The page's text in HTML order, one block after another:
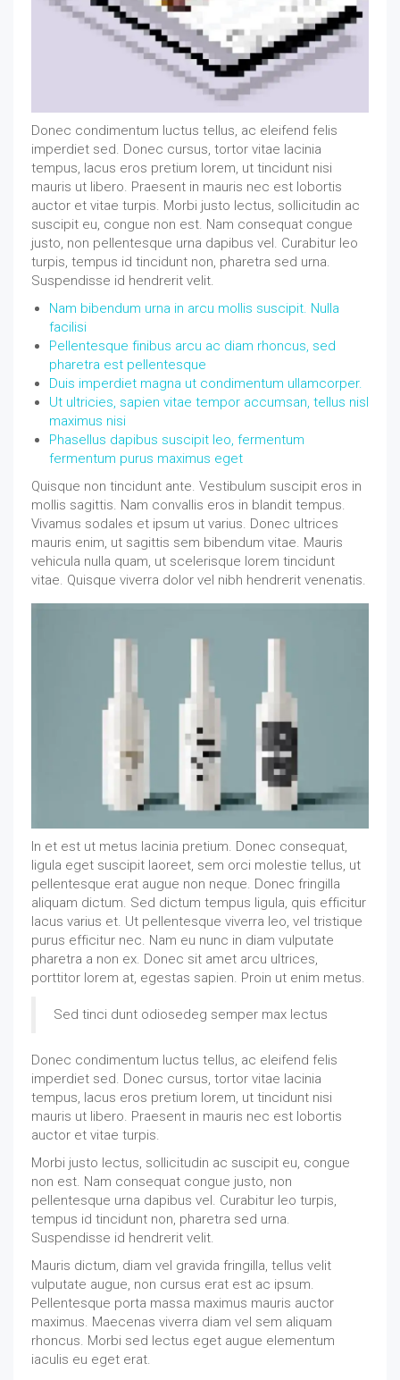
Donec condimentum luctus tellus, ac eleifend felis
imperdiet sed. Donec cursus, tortor vitae lacinia
tempus, lacus eros pretium lorem, ut tincidunt nisi
mauris ut libero. Praesent in mauris nec est lobortis
auctor et vitae turpis. Morbi justo lectus, sollicitudin ac
suscipit eu, congue non est. Nam consequat congue
justo, non pellentesque urna dapibus vel. Curabitur leo
turpis, tempus id tincidunt non, pharetra sed urna.
Suspendisse id hendrerit velit.
Nam bibendum urna in arcu mollis suscipit. Nulla
facilisi
Pellentesque finibus arcu ac diam rhoncus, sed
pharetra est pellentesque
Duis imperdiet magna ut condimentum ullamcorper.
Ut ultricies, sapien vitae tempor accumsan, tellus nisl
maximus nisi
Phasellus dapibus suscipit leo, fermentum
fermentum purus maximus eget
Quisque non tincidunt ante. Vestibulum suscipit eros in
mollis sagittis. Nam convallis eros in blandit tempus.
Vivamus sodales et ipsum ut varius. Donec ultrices
mauris enim, ut sagittis sem bibendum vitae. Mauris
vehicula nulla quam, ut scelerisque lorem tincidunt
vitae. Quisque viverra dolor vel nibh hendrerit venenatis.
In et est ut metus lacinia pretium. Donec consequat,
ligula eget suscipit laoreet, sem orci molestie tellus, ut
pellentesque erat augue non neque. Donec fringilla
aliquam dictum. Sed dictum tempus ligula, quis efficitur
lacus varius et. Ut pellentesque viverra leo, vel tristique
purus efficitur nec. Nam eu nunc in diam vulputate
pharetra a non ex. Donec sit amet arcu ultrices,
porttitor lorem at, egestas sapien. Proin ut enim metus.
Sed tinci dunt odiosedeg semper max lectus
Donec condimentum luctus tellus, ac eleifend felis
imperdiet sed. Donec cursus, tortor vitae lacinia
tempus, lacus eros pretium lorem, ut tincidunt nisi
mauris ut libero. Praesent in mauris nec est lobortis
auctor et vitae turpis.
Morbi justo lectus, sollicitudin ac suscipit eu, congue
non est. Nam consequat congue justo, non
pellentesque urna dapibus vel. Curabitur leo turpis,
tempus id tincidunt non, pharetra sed urna.
Suspendisse id hendrerit velit.
Mauris dictum, diam vel gravida fringilla, tellus velit
vulputate augue, non cursus erat est ac ipsum.
Pellentesque porta massa maximus mauris auctor
maximus. Maecenas viverra diam vel sem aliquam
rhoncus. Morbi sed lectus eget augue elementum
iaculis eu eget erat.